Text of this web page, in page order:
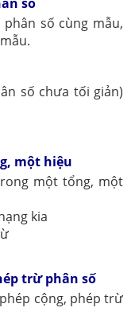
số cùng mẫu,
số chưa tối giản)
một hiệu
một tổng, một
kia
trừ phân số
cộng, phép trừ